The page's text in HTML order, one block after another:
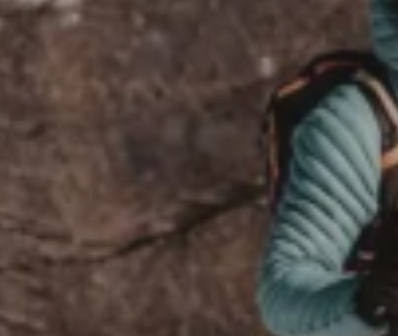
Sneskovandring i
vinterlige Wagrain-
Kleinarl